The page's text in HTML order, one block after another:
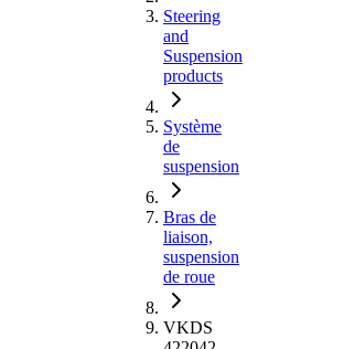
Steering
and
Suspension
products
Système
de
suspension
Bras de
liaison,
suspension
de roue
VKDS